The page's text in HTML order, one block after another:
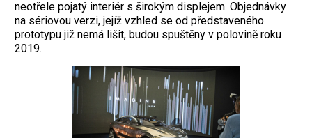
neotřele pojatý interiér s širokým displejem. Objednávky
na sériovou verzi, jejíž vzhled se od představeného
prototypu již nemá lišit, budou spuštěny v polovině roku
2019.